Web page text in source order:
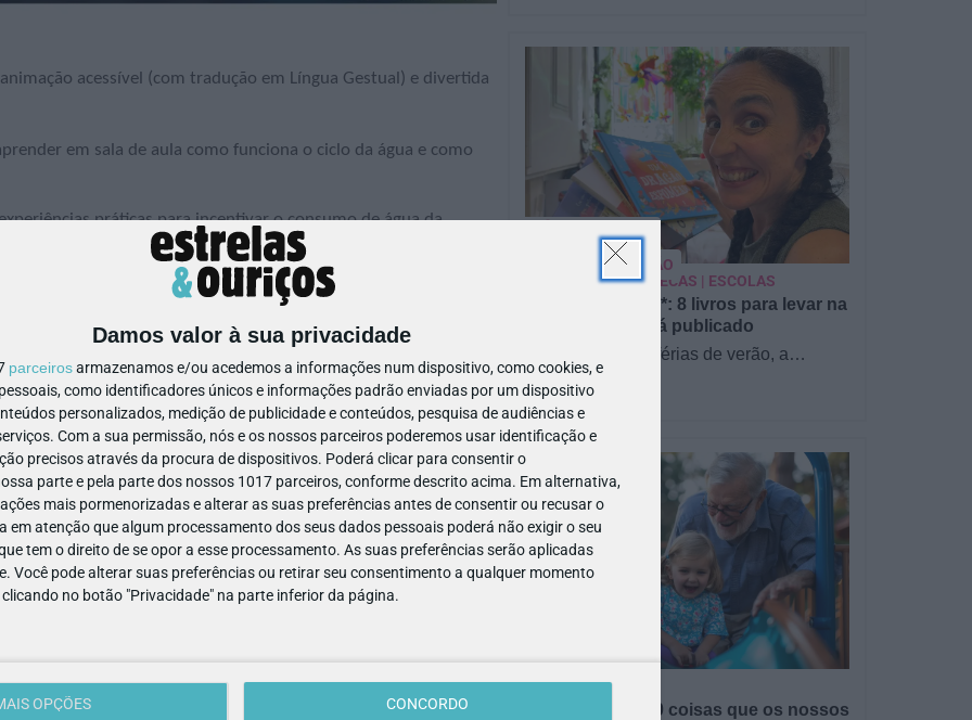
Damos valor à sua privacidade
parceirosarmazenamos e/ou acedemos a informações num dispositivo, como cookies, e
como identificadores únicos e informações padrão enviadas por um dispositivo
personalizados, medição de publicidade e conteúdos, pesquisa de audiências e
Com a sua permissão, nós e os nossos parceiros poderemos usar identificação e
precisos através da procura de dispositivos. Poderá clicar para consentir o
parte e pela parte dos nossos 1017 parceiros, conforme descrito acima. Em alternativa,
mais pormenorizadas e alterar as suas preferências antes de consentir ou recusar o
em atenção que algum processamento dos seus dados pessoais poderá não exigir o seu
tem o direito de se opor a esse processamento. As suas preferências serão aplicadas
Você pode alterar suas preferências ou retirar seu consentimento a qualquer momento
no botão "Privacidade" na parte inferior da página.
OPÇÕES CONCORDO
acessível (com tradução em Língua Gestual) e divertida
em sala de aula como funciona o ciclo da água e como
práticas para incentivar o consumo de água da
sempre com o ambiente no centro da aprendizagem.
auxiliares, famílias e até staff das cantinas podem
como participar?
ou online. Para agendar, basta enviar um e-mail para:
todos podemos contribuir para um futuro mais equilibrado e
tornam-se agentes de mudança, levando para casa
materiais de apoio para professores.
Pré-visualização*: 8 livros para levar na
mala de férias - já publicado
Para celebrar as férias de verão, a
Estrelas & Ouriços fez uma parceria com
a Sofia Vieira, da livraria…
PARA BEBÉS
PRÉ-VISUALIZAÇÃO
CONTOS E BIBLIOTECAS | ESCOLAS
Dia dos Avós: 10 coisas que os nossos
BRINCAR